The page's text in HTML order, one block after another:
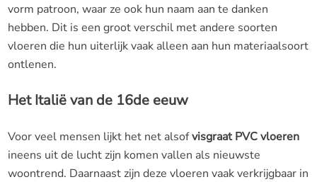
vorm patroon, waar ze ook hun naam aan te danken
hebben. Dit is een groot verschil met andere soorten
vloeren die hun uiterlijk vaak alleen aan hun materiaalsoort
ontlenen.
Het Italië van de 16de eeuw
Voor veel mensen lijkt het net alsofvisgraat PVC vloeren
ineens uit de lucht zijn komen vallen als nieuwste
woontrend. Daarnaast zijn deze vloeren vaak verkrijgbaar in